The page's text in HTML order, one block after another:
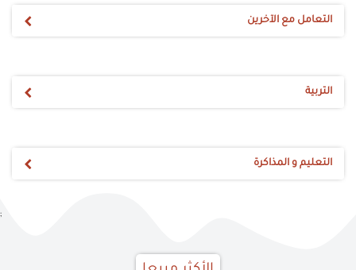
التعامل مع الآخرين
التربية
التعليم و المذاكرة
;